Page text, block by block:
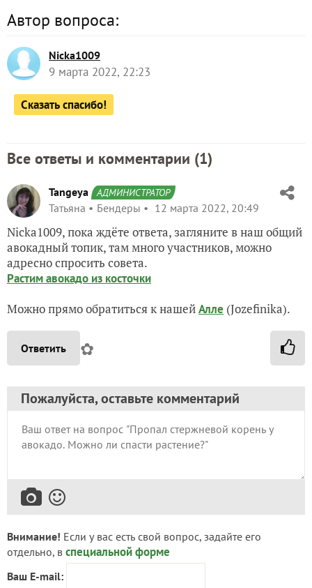
Автор вопроса:
Nicka1009
9 марта 2022, 22:23
Сказать спасибо!
Все ответы и комментарии (1)
Tangeya АДМИНИСТРАТОР
Татьяна Бендеры 12 марта 2022, 20:49
Nicka1009, пока ждёте ответа, загляните в наш общий
авокадный топик, там много участников, можно
адресно спросить совета.
Растим авокадо из косточки
Можно прямо обратиться к нашейАлле (Jozefinika).
Ответить ✿
Пожалуйста, оставьте комментарий
Внимание! Если у вас есть свой вопрос, задайте его
отдельно, в специальной форме
Ваш E-mail: